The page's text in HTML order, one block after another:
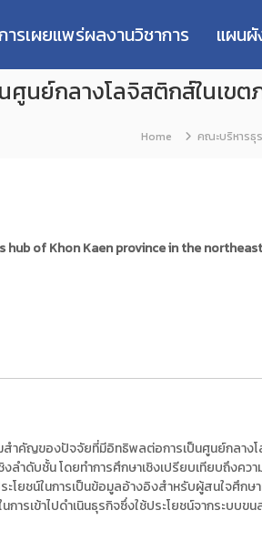
ารเผยแพร่ผลงานวิชาการ แผนผั
ศูนย์กลางโลจิสติกส์ในเ
Home คณะบริหารธุ
of Khon Kaen province in the
ำคัญของปัจจัยที่มีอิทธิพลต่อการเป็นศูนย์กลาง
งลำดับชั้น โดยทำการศึกษาเชิงเปรียบเทียบถึง
โยชน์ในการเป็นข้อมูลอ้างอิงสำหรับผู้สนใจศึกษ
ารเข้าไปดำเนินธุรกิจซึ่งใช้ประโยชน์จากระบบ